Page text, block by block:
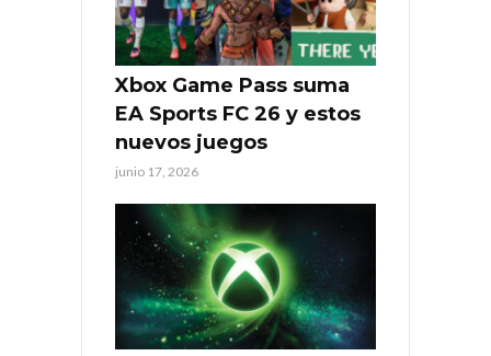
Xbox Game Pass suma
EA Sports FC 26 y estos
nuevos juegos
junio 17, 2026